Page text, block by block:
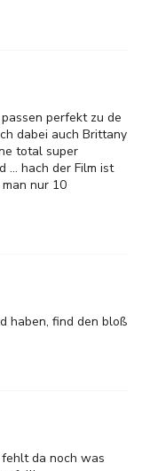
perfekt zu de
dabei auch Brittany
total super
... hach der Film ist
man nur 10
haben, find den bloß
da noch was